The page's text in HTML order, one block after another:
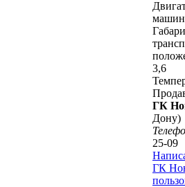
3,6
ГК
Дону)
25-09
ГК